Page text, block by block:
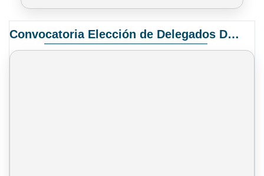
Convocatoria Elección de Delegados Docentes para el XIV Congreso Nacional de Universidades